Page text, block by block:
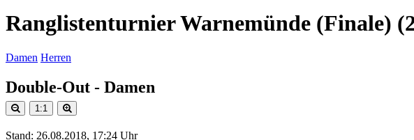
Ranglistenturnier Warnemünde (Finale)
Damen Herren
Double-Out - Damen
1:1
Stand: 26.08.2018, 17:24 Uhr